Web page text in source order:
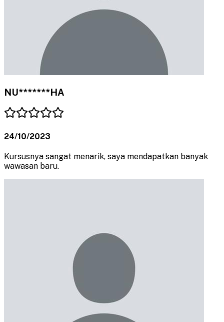
NU*******HA
24/10/2023
Kursusnya sangat menarik, saya mendapatkan banyak
wawasan baru.